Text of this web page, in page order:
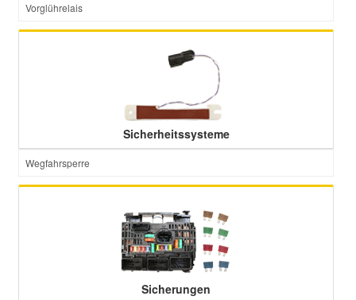
Vorglührelais
Sicherheitssysteme
Wegfahrsperre
Sicherungen